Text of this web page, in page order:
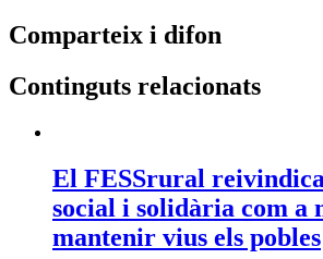
Comparteix i difon
Continguts relacionats
El FESSrural
social i solidària com a
mantenir vius els pobles